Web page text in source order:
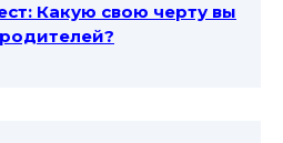
Какую свою черту вы